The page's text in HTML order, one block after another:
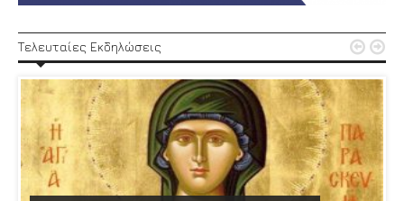
Τελευταίες Εκδηλώσεις  